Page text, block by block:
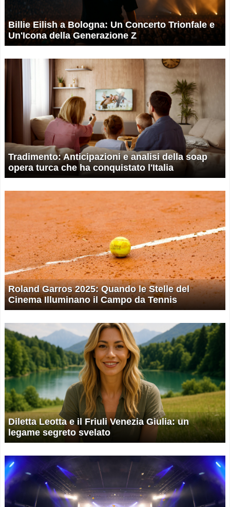
Billie Eilish a Bologna: Un Concerto Trionfale e
Un'Icona della Generazione Z
Tradimento: Anticipazioni e analisi della soap
opera turca che ha conquistato l'Italia
Roland Garros 2025: Quando le Stelle del
Cinema Illuminano il Campo da Tennis
Diletta Leotta e il Friuli Venezia Giulia: un
legame segreto svelato